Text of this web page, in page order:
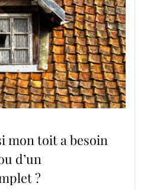
mon toit a besoin
d’un
?